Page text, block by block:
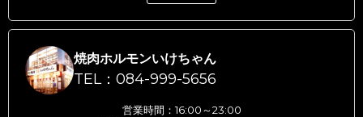
焼肉ホルモンいけちゃん
TEL：084-999-5656
営業時間：16:00～23:00